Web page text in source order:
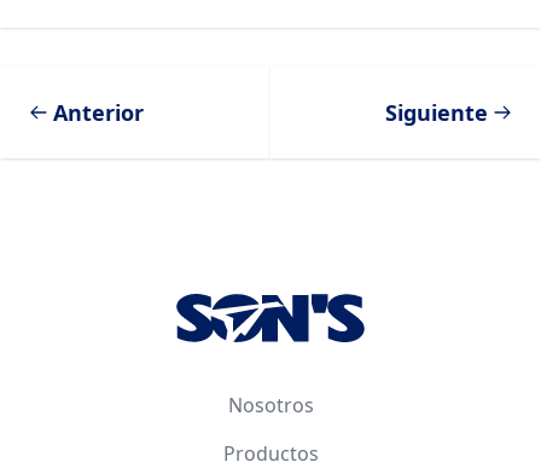
Anterior Siguiente
Nosotros
Productos